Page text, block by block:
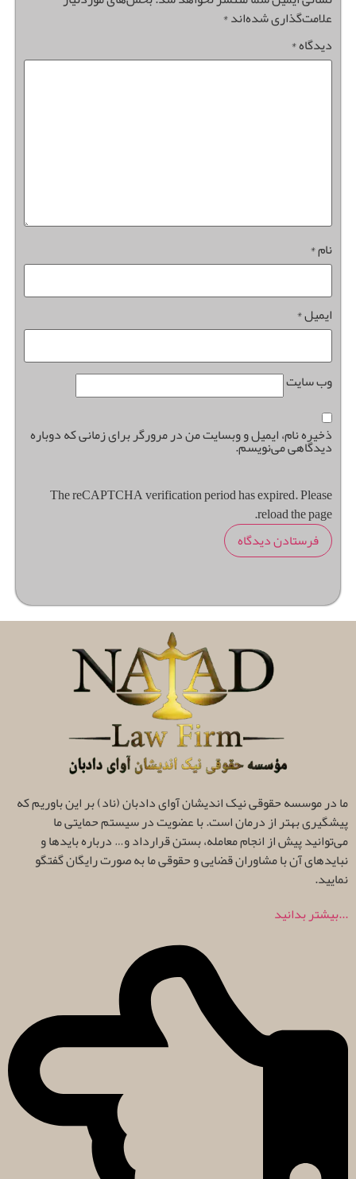
علامت‌گذاری شده‌اند*
دیدگاه*
نام*
ایمیل*
وب‌ سایت
ذخیره نام، ایمیل و وبسایت من در مرورگر برای زمانی که دوباره
دیدگاهی می‌نویسم.
The reCAPTCHA verification period has expired. Please
reload the page.
ما در موسسه حقوقی نیک اندیشان آوای دادبان (ناد) بر این باوریم که
پیشگیری بهتر از درمان است. با عضویت در سیستم حمایتی ما
می‌توانید پیش از انجام معامله، بستن قرارداد و… درباره بایدها و
نبایدهای آن با مشاوران قضایی و حقوقی ما به صورت رایگان گفتگو
نمایید.
...بیشتر بدانید